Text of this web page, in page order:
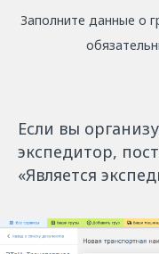
Заполните данные о
Если вы
экспедитор,
«Является